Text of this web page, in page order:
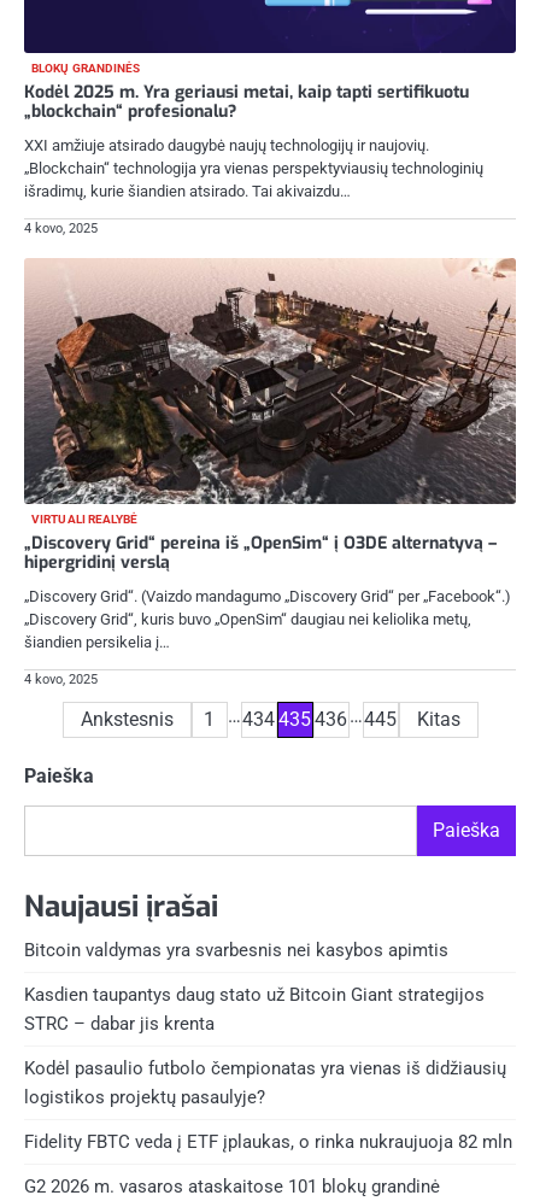
BLOKŲ GRANDINĖS
Kodėl 2025 m. Yra geriausi metai, kaip tapti sertifikuotu
„blockchain“ profesionalu?
XXI amžiuje atsirado daugybė naujų technologijų ir naujovių.
„Blockchain“ technologija yra vienas perspektyviausių technologinių
išradimų, kurie šiandien atsirado. Tai akivaizdu…
4 kovo, 2025
VIRTUALI REALYBĖ
„Discovery Grid“ pereina iš „OpenSim“ į O3DE alternatyvą –
hipergridinį verslą
„Discovery Grid“. (Vaizdo mandagumo „Discovery Grid“ per „Facebook“.)
„Discovery Grid“, kuris buvo „OpenSim“ daugiau nei keliolika metų,
šiandien persikelia į…
4 kovo, 2025
Įrašų
puslapiavimas
Ankstesnis 1 …434435436…445 Kitas
Paieška
Paieška
Naujausi įrašai
Bitcoin valdymas yra svarbesnis nei kasybos apimtis
Kasdien taupantys daug stato už Bitcoin Giant strategijos
STRC – dabar jis krenta
Kodėl pasaulio futbolo čempionatas yra vienas iš didžiausių
logistikos projektų pasaulyje?
Fidelity FBTC veda į ETF įplaukas, o rinka nukraujuoja 82 mln
G2 2026 m. vasaros ataskaitose 101 blokų grandinė